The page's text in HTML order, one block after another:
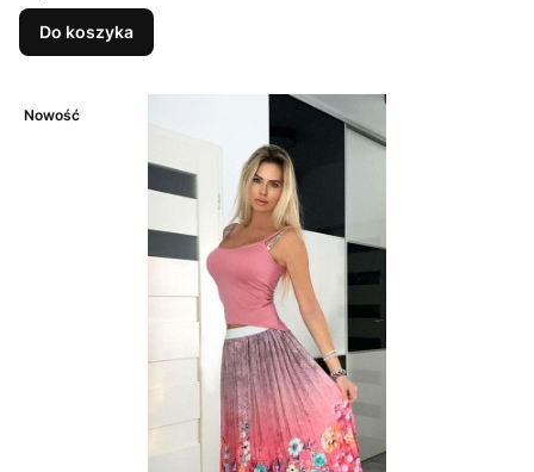
Do koszyka
Nowość